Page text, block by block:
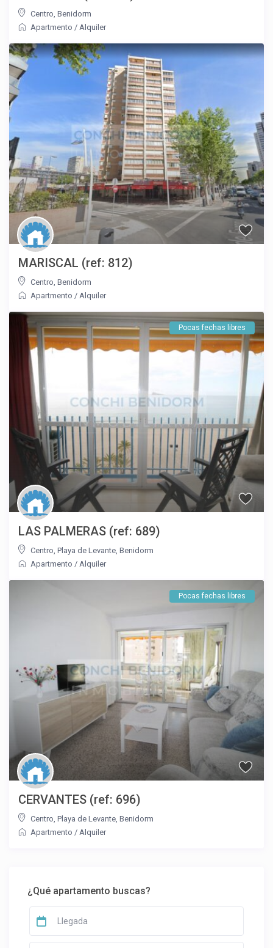
Centro ,Benidorm
Apartmento / Alquiler
MARISCAL (ref: 812)
Centro ,Benidorm
Apartmento / Alquiler
Pocas fechas libres
LAS PALMERAS (ref: 689)
Centro ,Playa de Levante ,Benidorm
Apartmento / Alquiler
Pocas fechas libres
CERVANTES (ref: 696)
Centro ,Playa de Levante ,Benidorm
Apartmento / Alquiler
¿Qué apartamento buscas?